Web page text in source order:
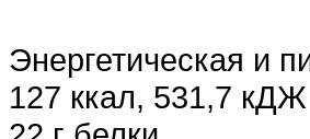
Энергетическая и
127 ккал, 531,7 кДЖ